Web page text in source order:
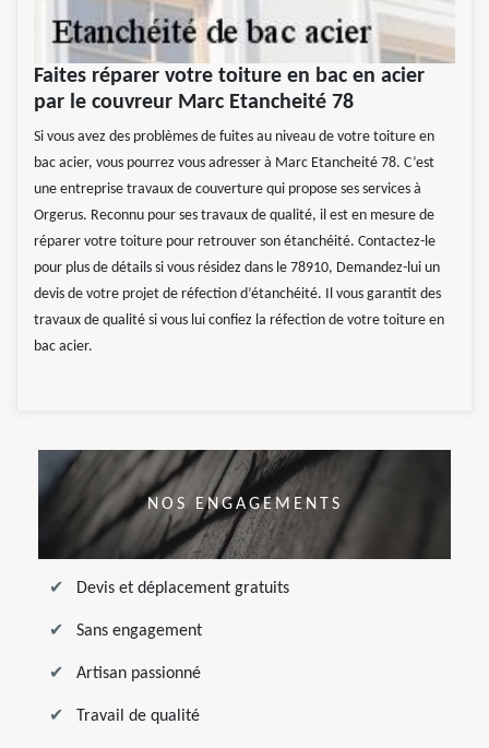
Faites réparer votre toiture en bac en acier
par le couvreur Marc Etancheité 78
Si vous avez des problèmes de fuites au niveau de votre toiture en
bac acier, vous pourrez vous adresser à Marc Etancheité 78. C’est
une entreprise travaux de couverture qui propose ses services à
Orgerus. Reconnu pour ses travaux de qualité, il est en mesure de
réparer votre toiture pour retrouver son étanchéité. Contactez-le
pour plus de détails si vous résidez dans le 78910, Demandez-lui un
devis de votre projet de réfection d’étanchéité. Il vous garantit des
travaux de qualité si vous lui confiez la réfection de votre toiture en
bac acier.
NOS ENGAGEMENTS
Devis et déplacement gratuits
Sans engagement
Artisan passionné
Travail de qualité